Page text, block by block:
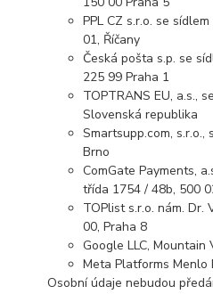
PPL CZ s.r.o. se
01, Říčany
Česká pošta s.p. se
225 99 Praha 1
TOPTRANS EU, a.s.,
Slovenská republika
Smartsupp.com,
Brno
ComGate Payments,
třída 1754 / 48b, 500
TOPlist s.r.o. nám.
00, Praha 8
Google LLC,
Meta Platforms Menlo
Osobní údaje nebudou